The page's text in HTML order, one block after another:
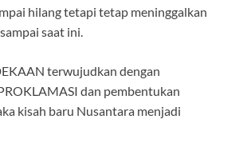
hilang tetapi tetap meninggalkan
saat ini.
terwujudkan dengan
dan pembentukan
kisah baru Nusantara menjadi